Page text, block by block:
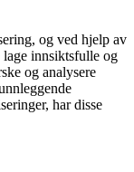
og ved hjelp av
lage innsiktsfulle og
og analysere
har disse